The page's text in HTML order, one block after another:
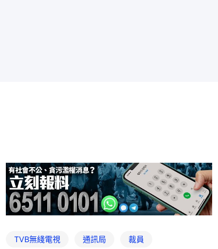
TVB無綫電視 通訊局 裁員